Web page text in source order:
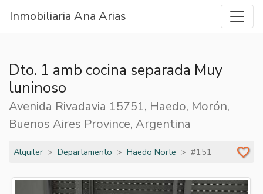
Inmobiliaria Ana Arias
Dto. 1 amb cocina separada Muy
luninoso
Avenida Rivadavia 15751, Haedo, Morón,
Buenos Aires Province, Argentina
Alquiler Departamento Haedo Norte #151